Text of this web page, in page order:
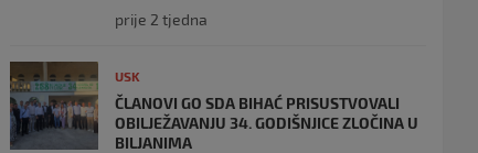
prije 2 tjedna
USK
ČLANOVI GO SDA BIHAĆ PRISUSTVOVALI
OBILJEŽAVANJU 34. GODIŠNJICE ZLOČINA U
BILJANIMA